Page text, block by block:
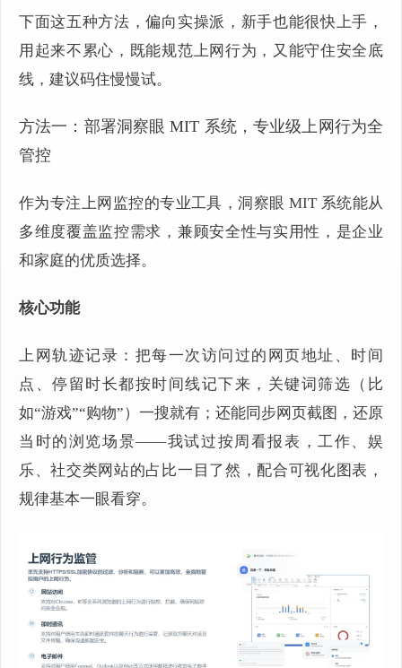
下面这五种方法，偏向实操派，新手也能很快上手，
用起来不累心，既能规范上网行为，又能守住安全底
线，建议码住慢慢试。
方法一：部署洞察眼 MIT 系统，专业级上网行为全
管控
作为专注上网监控的专业工具，洞察眼 MIT 系统能从
多维度覆盖监控需求，兼顾安全性与实用性，是企业
和家庭的优质选择。
核心功能
上网轨迹记录：把每一次访问过的网页地址、时间
点、停留时长都按时间线记下来，关键词筛选（比
如“游戏”“购物”）一搜就有；还能同步网页截图，还原
当时的浏览场景——我试过按周看报表，工作、娱
乐、社交类网站的占比一目了然，配合可视化图表，
规律基本一眼看穿。